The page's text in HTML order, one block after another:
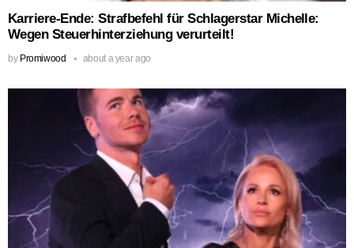
Karriere-Ende: Strafbefehl für Schlagerstar Michelle:
Wegen Steuerhinterziehung verurteilt!
by Promiwood about a year ago